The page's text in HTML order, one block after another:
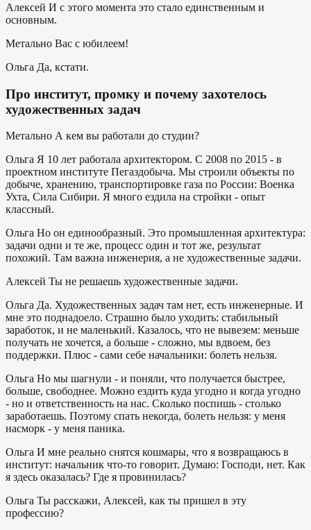
Алексей И с этого момента это стало единственным и
основным.
Метально Вас с юбилеем!
Ольга Да, кстати.
Про институт, промку и почему захотелось
художественных задач
Метально А кем вы работали до студии?
Ольга Я 10 лет работала архитектором. С 2008 по 2015 - в
проектном институте Пегаздобыча. Мы строили объекты по
добыче, хранению, транспортировке газа по России: Военка
Ухта, Сила Сибири. Я много ездила на стройки - опыт
классный.
Ольга Но он единообразный. Это промышленная архитектура:
задачи одни и те же, процесс один и тот же, результат
похожий. Там важна инженерия, а не художественные задачи.
Алексей Ты не решаешь художественные задачи.
Ольга Да. Художественных задач там нет, есть инженерные. И
мне это поднадоело. Страшно было уходить: стабильный
заработок, и не маленький. Казалось, что не вывезем: меньше
получать не хочется, а больше - сложно, мы вдвоем, без
поддержки. Плюс - сами себе начальники: болеть нельзя.
Ольга Но мы шагнули - и поняли, что получается быстрее,
больше, свободнее. Можно ездить куда угодно и когда угодно
- но и ответственность на нас. Сколько поспишь - столько
заработаешь. Поэтому спать некогда, болеть нельзя: у меня
насморк - у меня паника.
Ольга И мне реально снятся кошмары, что я возвращаюсь в
институт: начальник что-то говорит. Думаю: Господи, нет. Как
я здесь оказалась? Где я провинилась?
Ольга Ты расскажи, Алексей, как ты пришел в эту
профессию?